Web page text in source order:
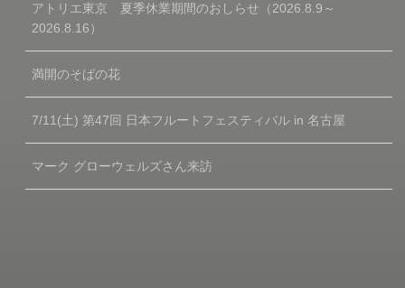
アトリエ東京 夏季休業期間のおしらせ（2026.8.9～
2026.8.16）
満開のそばの花
7/11(土) 第47回 日本フルートフェスティバル in 名古屋
マーク グローウェルズさん来訪